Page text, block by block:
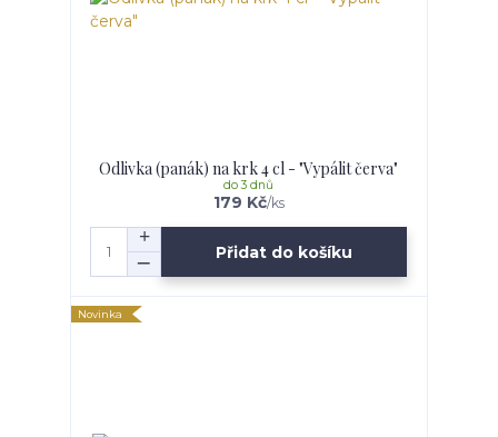
Odlivka (panák) na krk 4 cl - "Vypálit červa"
179 Kč/ks
do 3 dnů
Přidat do košíku
Novinka